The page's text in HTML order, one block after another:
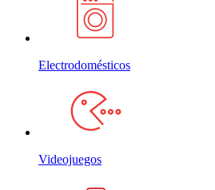
Electrodomésticos
Videojuegos